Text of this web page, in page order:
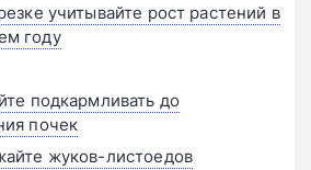
учитывайте рост растений в
году
подкармливать до
почек
жуков-листоедов